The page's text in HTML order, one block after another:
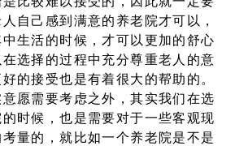
自己感到满意的养老院才可以，
生活的时候，才可以更加的舒心
选择的过程中充分尊重老人的意
的接受也是有着很大的帮助的。
愿需要考虑之外，其实我们在选
时候，也是需要对于一些客观现
量的，就比如一个养老院是不是